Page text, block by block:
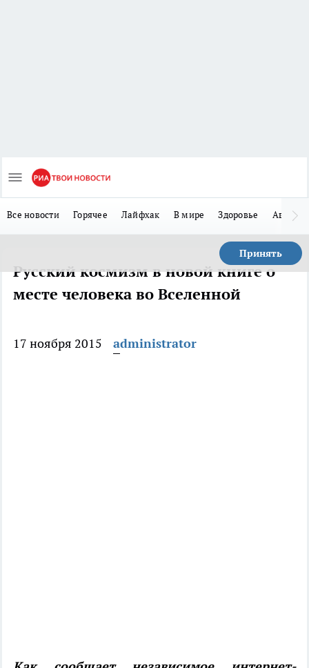
Все новости Горячее Лайфхак В мире Здоровье Авто
Принять
Русский космизм в новой книге о
месте человека во Вселенной
17 ноября 2015 administrator